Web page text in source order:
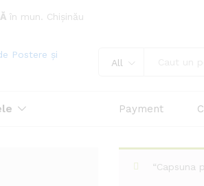
în mun. Chișinău
All
Payment
“Capsuna